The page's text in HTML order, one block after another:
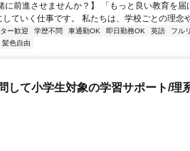
に前進させませんか？】 「もっと良い教育を届
ていく仕事です。 私たちは、学校ごとの理念
ー歓迎 学歴不問 車通勤OK 即日勤務OK 英語 フル
髪色自由
して小学生対象の学習サポート/理